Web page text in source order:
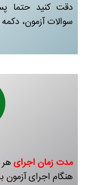
دقت کنید حتما
سوالات آزمون، دکمه
مدت زمان اجرای
هنگام اجرای آزمون